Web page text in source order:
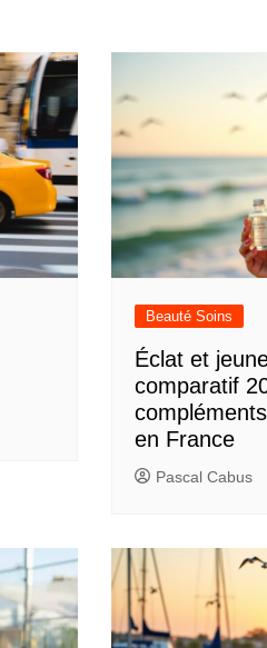
Beauté Soins
Éclat et
comparatif
en France
Pascal Cabus